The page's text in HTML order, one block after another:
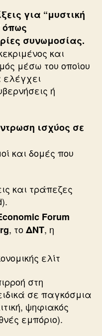
για “μυστική
όπως
συνωμοσίας.
και
μέσω του οποίου
ή
ισχύος σε
και δομές που
και τράπεζες
Forum
, τοΔΝΤ, η
ελίτ
στη
σε παγκόσμια
ψηφιακός
εμπόριο).